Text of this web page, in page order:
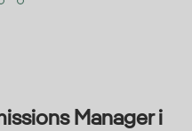
Manager i